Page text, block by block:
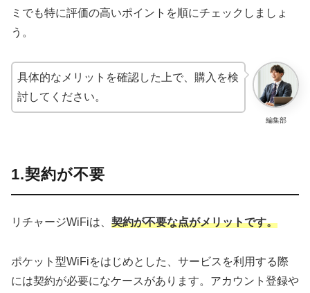
ミでも特に評価の高いポイントを順にチェックしましょ
う。
編集部
具体的なメリットを確認した上で、購入を検
討してください。
1.契約が不要
リチャージWiFiは、 契約が不要な点がメリットです。
ポケット型WiFiをはじめとした、サービスを利用する際
には契約が必要になケースがあります。アカウント登録や